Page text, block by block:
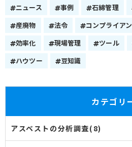
ニュース 事例 石綿管理
産廃物
法令 コンプライア
効率化
現場管理 ツール
ハウツー
豆知識
カテゴリ
アスベストの分析調査(8)